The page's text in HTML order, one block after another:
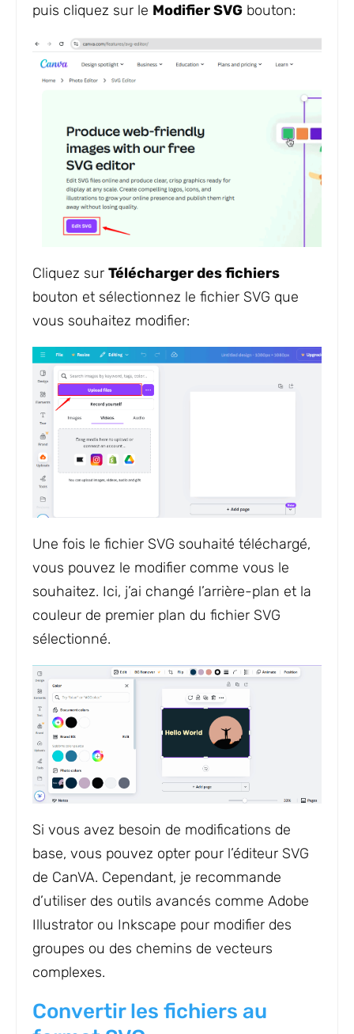
puis cliquez sur le Modifier SVG bouton:
Cliquez sur Télécharger des fichiers
bouton et sélectionnez le fichier SVG que
vous souhaitez modifier:
Une fois le fichier SVG souhaité téléchargé,
vous pouvez le modifier comme vous le
souhaitez. Ici, j’ai changé l’arrière-plan et la
couleur de premier plan du fichier SVG
sélectionné.
Si vous avez besoin de modifications de
base, vous pouvez opter pour l’éditeur SVG
de CanVA. Cependant, je recommande
d’utiliser des outils avancés comme Adobe
Illustrator ou Inkscape pour modifier des
groupes ou des chemins de vecteurs
complexes.
Convertir les fichiers au